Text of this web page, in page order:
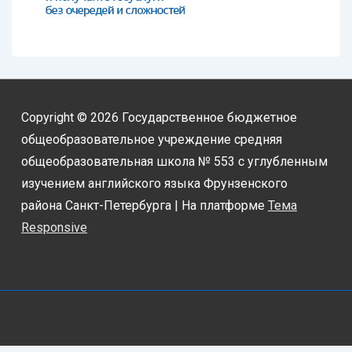
Copyright © 2026 Государственное бюджетное
общеобразовательное учреждение средняя
общеобразовательная школа № 553 с углубленным
изучением английского языка Фрунзенского
района Санкт-Петербурга | На платформе Тема
Responsive